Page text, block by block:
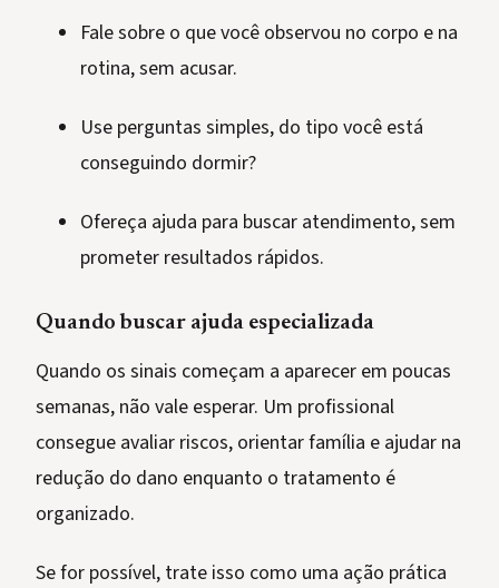
Fale sobre o que você observou no corpo e na
rotina, sem acusar.
Use perguntas simples, do tipo você está
conseguindo dormir?
Ofereça ajuda para buscar atendimento, sem
prometer resultados rápidos.
Quando buscar ajuda especializada
Quando os sinais começam a aparecer em poucas
semanas, não vale esperar. Um profissional
consegue avaliar riscos, orientar família e ajudar na
redução do dano enquanto o tratamento é
organizado.
Se for possível, trate isso como uma ação prática